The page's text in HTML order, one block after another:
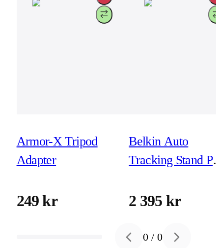
Armor-X Tripod
Adapter
249 kr
Belkin Auto
Tracking Stand
2 395 kr
Previous slide
0 /0 Next slide